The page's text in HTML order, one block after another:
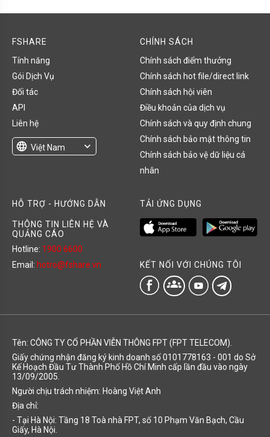
FSHARE
Tính năng
Gói Dịch Vụ
Đối tác
API
Liên hệ
language Việt Nam
expand_more
CHÍNH SÁCH
Chính sách điểm thưởng
Chính sách hot file/direct link
Chính sách hội viên
Điều khoản của dịch vụ
Chính sách và quy định chung
Chính sách bảo mật thông tin
Chính sách bảo vệ dữ liệu cá
nhân
HỖ TRỢ - HƯỚNG DẪN
THÔNG TIN LIÊN HỆ VÀ
QUẢNG CÁO
Hotline: 1900 6600
Email: hotro@fshare.vn
TẢI ỨNG DỤNG
KẾT NỐI VỚI CHÚNG TÔI
groups
Tên: CÔNG TY CỔ PHẦN VIỄN THÔNG FPT (FPT TELECOM).
Giấy chứng nhận đăng ký kinh doanh số 0101778163 - 001 do Sở
Kế Hoạch Đầu Tư Thành Phố Hồ Chí Minh cấp lần đầu vào ngày
13/09/2005.
Người chịu trách nhiệm: Hoàng Việt Anh
Địa chỉ:
- Tại Hà Nội: Tầng 18 Toà nhà FPT, số 10 Phạm Văn Bạch, Cầu
Giấy, Hà Nội.